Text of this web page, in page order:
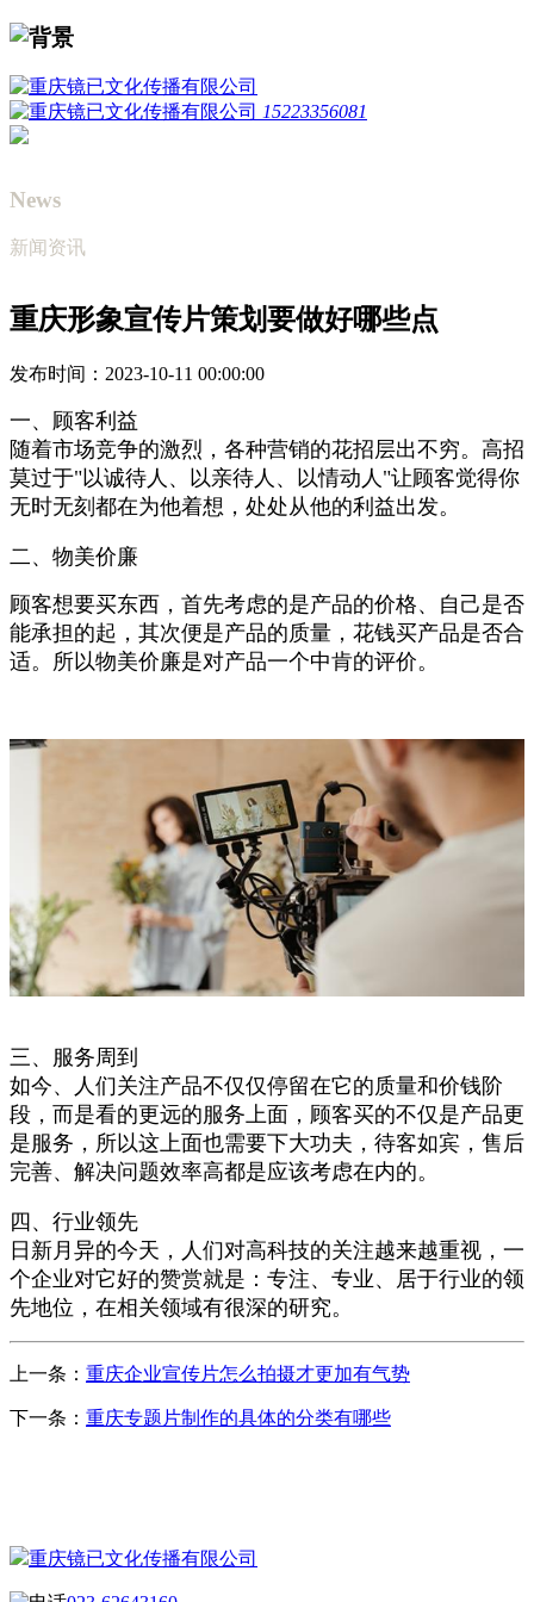
15223356081
News
新闻资讯
重庆形象宣传片策划要做好哪些点
发布时间：2023-10-11 00:00:00
一、顾客利益
随着市场竞争的激烈，各种营销的花招层出不穷。高招
莫过于"以诚待人、以亲待人、以情动人"让顾客觉得你
无时无刻都在为他着想，处处从他的利益出发。
二、物美价廉
顾客想要买东西，首先考虑的是产品的价格、自己是否
能承担的起，其次便是产品的质量，花钱买产品是否合
适。所以物美价廉是对产品一个中肯的评价。
三、服务周到
如今、人们关注产品不仅仅停留在它的质量和价钱阶
段，而是看的更远的服务上面，顾客买的不仅是产品更
是服务，所以这上面也需要下大功夫，待客如宾，售后
完善、解决问题效率高都是应该考虑在内的。
四、行业领先
日新月异的今天，人们对高科技的关注越来越重视，一
个企业对它好的赞赏就是：专注、专业、居于行业的领
先地位，在相关领域有很深的研究。
上一条： 重庆企业宣传片怎么拍摄才更加有气势
下一条： 重庆专题片制作的具体的分类有哪些
重庆镜已文化传播有限公司